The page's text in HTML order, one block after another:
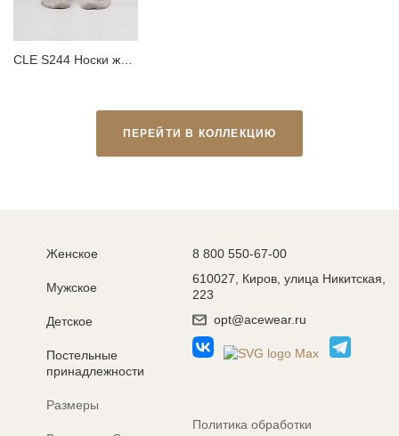
ПЕРЕЙТИ В КОЛЛЕКЦИЮ
Женское
Мужское
Детское
Постельные
принадлежности
Размеры
8 800 550-67-00
610027, Киров, улица Никитская,
223
opt@acewear.ru
Политика обработки